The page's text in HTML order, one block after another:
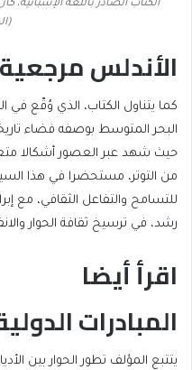
الكتاب الصادر باللغة الإسبانية،
الأندلس
كما يتناول الكتاب، الذي وُقّع
البحر المتوسط بوصفه فضاء
حيث شهد عبر العصور أشكالا
من التوتر، مستحضرا في هذا
للتسامح والتفاعل الثقافي، مع
رشد، في ترسيخ ثقافة الحوار
اقرأ أيضا
list
2
end
list
المبادرات
يتتبع المؤلف تطور الحوار بين